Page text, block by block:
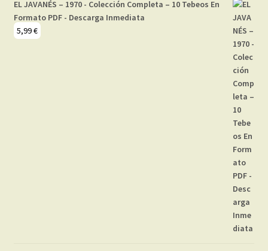
EL JAVANÉS – 1970 - Colección Completa – 10 Tebeos En
Formato PDF - Descarga Inmediata
5,99€